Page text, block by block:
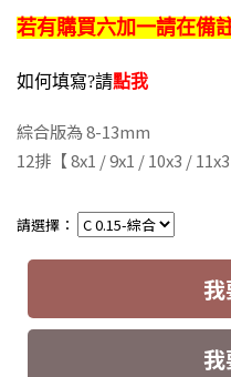
若有購買六加一請在備
如何填寫?請點我
綜合版為 8-13mm
12排 【 8x1 / 9x1 / 10x3 /
請選擇：
我